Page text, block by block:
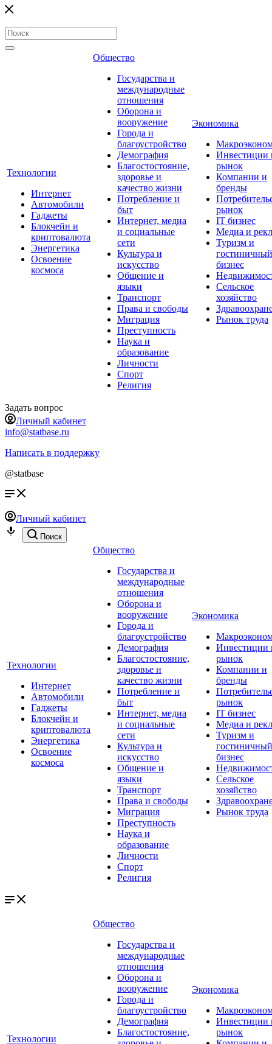
Технологии
Интернет
Автомобили
Гаджеты
Блокчейн и
криптовалюта
Энергетика
Освоение
космоса
Общество
Государства и
международные
отношения
Оборона и
вооружение
Города и
благоустройство
Демография
Благостостояние,
здоровье и
качество жизни
Потребление и
быт
Интернет, медиа
и социальные
сети
Культура и
искусство
Общение и
языки
Транспорт
Права и свободы
Миграция
Преступность
Наука и
образование
Личности
Спорт
Религия
Экономика
Инвестиции
рынок
Компании и
бренды
рынок
IT бизнес
Медиа и
Туризм и
гостиничный
бизнес
Сельское
хозяйство
Рынок труда
Задать вопрос
Личный кабинет
info@statbase.ru
Написать в поддержку
@statbase
Личный кабинет
Поиск
Технологии
Интернет
Автомобили
Гаджеты
Блокчейн и
криптовалюта
Энергетика
Освоение
космоса
Общество
Государства и
международные
отношения
Оборона и
вооружение
Города и
благоустройство
Демография
Благостостояние,
здоровье и
качество жизни
Потребление и
быт
Интернет, медиа
и социальные
сети
Культура и
искусство
Общение и
языки
Транспорт
Права и свободы
Миграция
Преступность
Наука и
образование
Личности
Спорт
Религия
Экономика
Инвестиции
рынок
Компании и
бренды
рынок
IT бизнес
Медиа и
Туризм и
гостиничный
бизнес
Сельское
хозяйство
Рынок труда
Технологии
Общество
Государства и
международные
отношения
Оборона и
вооружение
Города и
благоустройство
Демография
Благостостояние,
Экономика
Инвестиции
рынок